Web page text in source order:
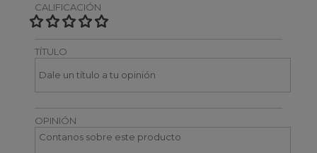
CALIFICACIÓN
TÍTULO
OPINIÓN